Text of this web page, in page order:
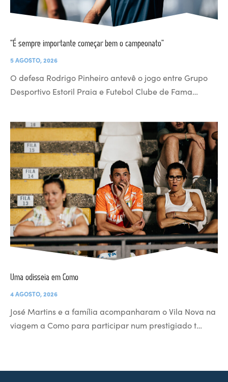
“É sempre importante começar bem o campeonato”
5 AGOSTO, 2026
O defesa Rodrigo Pinheiro antevê o jogo entre Grupo
Desportivo Estoril Praia e Futebol Clube de Fama…
Uma odisseia em Como
4 AGOSTO, 2026
José Martins e a família acompanharam o Vila Nova na
viagem a Como para participar num prestigiado t…